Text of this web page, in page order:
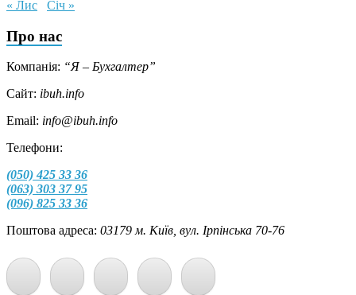
« Лис Січ »
Про нас
Компанія: “Я – Бухгалтер”
Сайт: ibuh.info
Email: info@ibuh.info
Телефони:
(050) 425 33 36
(063) 303 37 95
(096) 825 33 36
Поштова адреса: 03179 м. Київ, вул. Ірпінська 70-76